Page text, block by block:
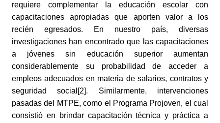
requiere complementar la educación escolar con
capacitaciones apropiadas que aporten valor a los
recién egresados. En nuestro país, diversas
investigaciones han encontrado que las capacitaciones
a jóvenes sin educación superior aumentan
considerablemente su probabilidad de acceder a
empleos adecuados en materia de salarios, contratos y
seguridad social[2]. Similarmente, intervenciones
pasadas del MTPE, como el Programa Projoven, el cual
consistió en brindar capacitación técnica y práctica a